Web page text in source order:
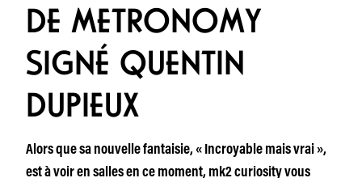
DE METRONOMY
SIGNÉ QUENTIN
DUPIEUX
Alors que sa nouvelle fantaisie, « Incroyable mais vrai »,
est à voir en salles en ce moment, mk2 curiosity vous